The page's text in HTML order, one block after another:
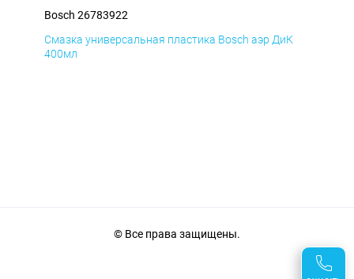
Bosch 26783922
Смазка универсальная пластика Bosch аэр ДиК
400мл
© Все права защищены.